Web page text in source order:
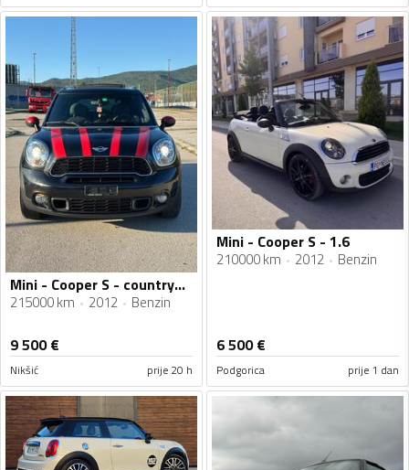
Mini - Cooper S - countryman cooper s
215000 km 2012 Benzin
9 500€
Nikšić prije 20 h
Mini - Cooper S - 1.6
210000 km 2012 Benzin
6 500€
Podgorica prije 1 dan